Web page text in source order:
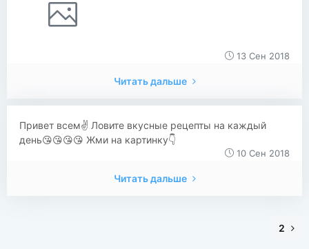
13 Сен 2018
Читать дальше
Привет всем✌ Ловите вкусные рецепты на каждый
день😘😘😘😘 Жми на картинку👇
10 Сен 2018
Читать дальше
2